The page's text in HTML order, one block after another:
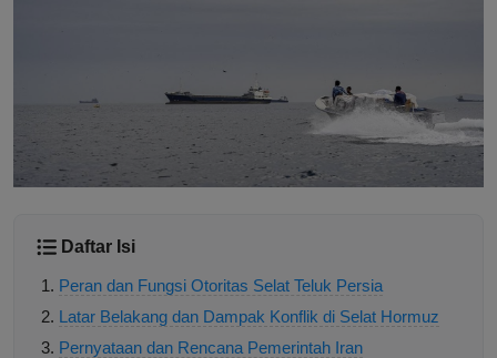
Daftar Isi
Peran dan Fungsi Otoritas Selat Teluk Persia
Latar Belakang dan Dampak Konflik di Selat Hormuz
Pernyataan dan Rencana Pemerintah Iran